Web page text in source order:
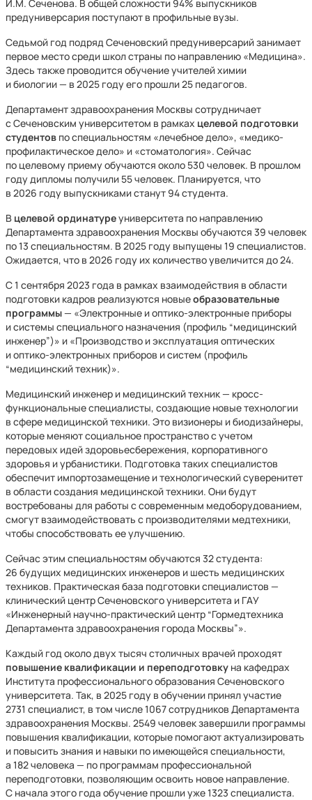
И.М. Сеченова. В общей сложности 94% выпускников
предуниверсария поступают в профильные вузы.
Седьмой год подряд Сеченовский предуниверсарий занимает
первое место среди школ страны по направлению «Медицина».
Здесь также проводится обучение учителей химии
и биологии — в 2025 году его прошли 25 педагогов.
Департамент здравоохранения Москвы сотрудничает
с Сеченовским университетом в рамках целевой подготовки
студентов по специальностям «лечебное дело», «медико-
профилактическое дело» и «cтоматология». Сейчас
по целевому приему обучаются около 530 человек. В прошлом
году дипломы получили 55 человек. Планируется, что
в 2026 году выпускниками станут 94 студента.
В целевой ординатуреуниверситета по направлению
Департамента здравоохранения Москвы обучаются 39 человек
по 13 специальностям. В 2025 году выпущены 19 специалистов.
Ожидается, что в 2026 году их количество увеличится до 24.
С 1 сентября 2023 года в рамках взаимодействия в области
подготовки кадров реализуются новыеобразовательные
программы— «Электронные и оптико-электронные приборы
и системы специального назначения (профиль “медицинский
инженер”)» и «Производство и эксплуатация оптических
и оптико-электронных приборов и систем (профиль
“медицинский техник)».
Медицинский инженер и медицинский техник — кросс-
функциональные специалисты, создающие новые технологии
в сфере медицинской техники. Это визионеры и биодизайнеры,
которые меняют социальное пространство с учетом
передовых идей здоровьесбережения, корпоративного
здоровья и урбанистики. Подготовка таких специалистов
обеспечит импортозамещение и технологический суверенитет
в области создания медицинской техники. Они будут
востребованы для работы с современным медоборудованием,
смогут взаимодействовать с производителями медтехники,
чтобы способствовать ее улучшению.
Сейчас этим специальностям обучаются 32 студента:
26 будущих медицинских инженеров и шесть медицинских
техников. Практическая база подготовки специалистов —
клинический центр Сеченовского университета и ГАУ
«Инженерный научно-практический центр “Гормедтехника
Департамента здравоохранения города Москвы”».
Каждый год около двух тысяч столичных врачей проходят
повышение квалификации и переподготовку на кафедрах
Института профессионального образования Сеченовского
университета. Так, в 2025 году в обучении принял участие
2731 специалист, в том числе 1067 сотрудников Департамента
здравоохранения Москвы. 2549 человек завершили программы
повышения квалификации, которые помогают актуализировать
и повысить знания и навыки по имеющейся специальности,
а 182 человека — по программам профессиональной
переподготовки, позволяющим освоить новое направление.
С начала этого года обучение прошли уже 1323 специалиста.